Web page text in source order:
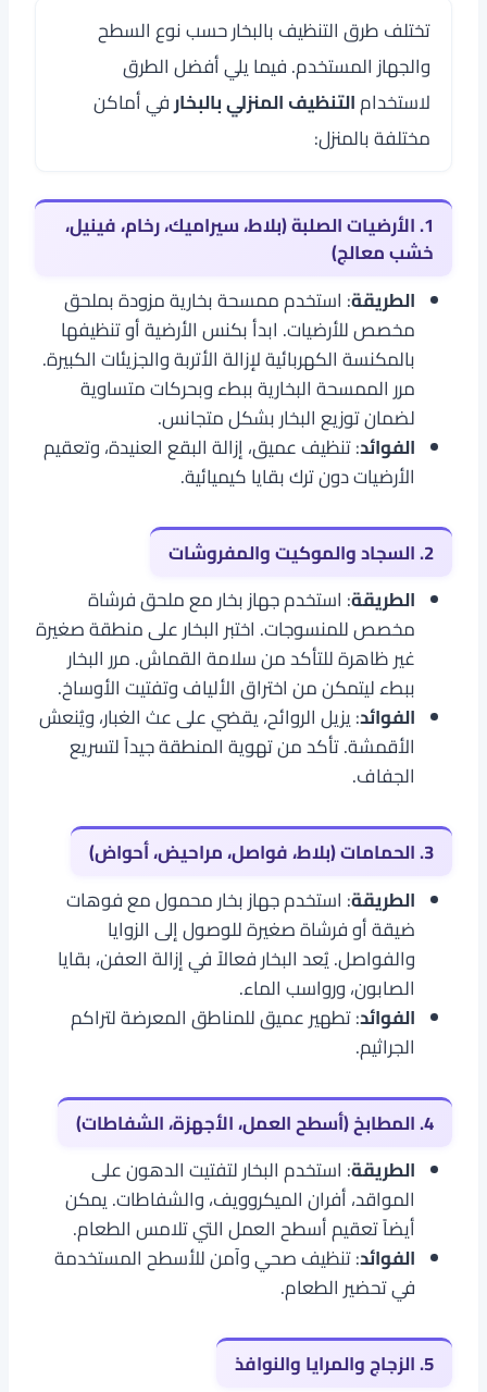
تختلف طرق التنظيف بالبخار حسب نوع السطح
والجهاز المستخدم. فيما يلي أفضل الطرق
لاستخدامالتنظيف المنزلي بالبخارفي أماكن
مختلفة بالمنزل:
1. الأرضيات الصلبة (بلاط، سيراميك، رخام، فينيل،
خشب معالج)
الطريقة: استخدم ممسحة بخارية مزودة بملحق
مخصص للأرضيات. ابدأ بكنس الأرضية أو تنظيفها
بالمكنسة الكهربائية لإزالة الأتربة والجزيئات الكبيرة.
مرر الممسحة البخارية ببطء وبحركات متساوية
لضمان توزيع البخار بشكل متجانس.
الفوائد: تنظيف عميق، إزالة البقع العنيدة، وتعقيم
الأرضيات دون ترك بقايا كيميائية.
2. السجاد والموكيت والمفروشات
الطريقة: استخدم جهاز بخار مع ملحق فرشاة
مخصص للمنسوجات. اختبر البخار على منطقة صغيرة
غير ظاهرة للتأكد من سلامة القماش. مرر البخار
ببطء ليتمكن من اختراق الألياف وتفتيت الأوساخ.
الفوائد: يزيل الروائح، يقضي على عث الغبار، ويُنعش
الأقمشة. تأكد من تهوية المنطقة جيداً لتسريع
الجفاف.
3. الحمامات (بلاط، فواصل، مراحيض، أحواض)
الطريقة: استخدم جهاز بخار محمول مع فوهات
ضيقة أو فرشاة صغيرة للوصول إلى الزوايا
والفواصل. يُعد البخار فعالاً في إزالة العفن، بقايا
الصابون، ورواسب الماء.
الفوائد: تطهير عميق للمناطق المعرضة لتراكم
الجراثيم.
4. المطابخ (أسطح العمل، الأجهزة، الشفاطات)
الطريقة: استخدم البخار لتفتيت الدهون على
المواقد، أفران الميكروويف، والشفاطات. يمكن
أيضاً تعقيم أسطح العمل التي تلامس الطعام.
الفوائد: تنظيف صحي وآمن للأسطح المستخدمة
في تحضير الطعام.
5. الزجاج والمرايا والنوافذ